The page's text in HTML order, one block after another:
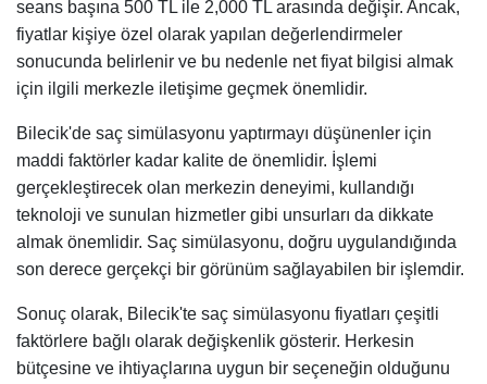
seans başına 500 TL ile 2,000 TL arasında değişir. Ancak,
fiyatlar kişiye özel olarak yapılan değerlendirmeler
sonucunda belirlenir ve bu nedenle net fiyat bilgisi almak
için ilgili merkezle iletişime geçmek önemlidir.
Bilecik'de saç simülasyonu yaptırmayı düşünenler için
maddi faktörler kadar kalite de önemlidir. İşlemi
gerçekleştirecek olan merkezin deneyimi, kullandığı
teknoloji ve sunulan hizmetler gibi unsurları da dikkate
almak önemlidir. Saç simülasyonu, doğru uygulandığında
son derece gerçekçi bir görünüm sağlayabilen bir işlemdir.
Sonuç olarak, Bilecik'te saç simülasyonu fiyatları çeşitli
faktörlere bağlı olarak değişkenlik gösterir. Herkesin
bütçesine ve ihtiyaçlarına uygun bir seçeneğin olduğunu